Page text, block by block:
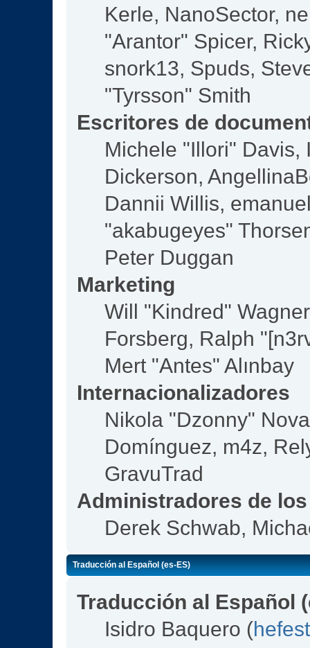
Kerle, NanoSector,
"Arantor" Spicer,
snork13, Spuds,
"Tyrsson" Smith
Escritores de
Michele "Illori" Davis,
Dickerson,
Dannii Willis,
"akabugeyes"
Peter Duggan
Marketing
Will "Kindred"
Forsberg, Ralph
Mert "Antes" Alınbay
Internacionalizadores
Nikola "Dzonny"
Domínguez, m4z,
GravuTrad
Administradores de
Derek Schwab,
Traducción al Español (es-ES)
Traducción al Español
Isidro Baquero (